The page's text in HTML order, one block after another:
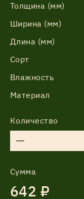
Толщина (мм)
Ширина (мм)
Длина (мм)
Сорт
Влажность
Материал
Количество
Сумма
642 ₽